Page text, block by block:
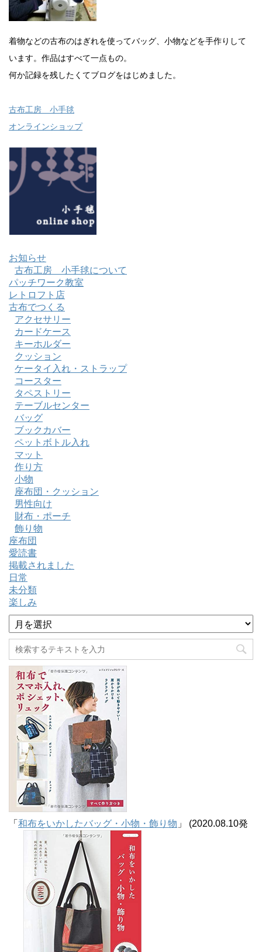
着物などの古布のはぎれを使ってバッグ、小物などを手作りして
います。作品はすべて一点もの。
何か記録を残したくてブログをはじめました。
古布工房 小手毬
オンラインショップ
お知らせ
古布工房 小手毬について
パッチワーク教室
レトロフト店
古布でつくる
アクセサリー
カードケース
キーホルダー
クッション
ケータイ入れ・ストラップ
コースター
タペストリー
テーブルセンター
バッグ
ブックカバー
ペットボトル入れ
マット
作り方
小物
座布団・クッション
男性向け
財布・ポーチ
飾り物
座布団
愛読書
掲載されました
日常
未分類
楽しみ
ア
ー
カ
イ
ブ
「 和布をいかしたバッグ・小物・飾り物 」 (2020.08.10発